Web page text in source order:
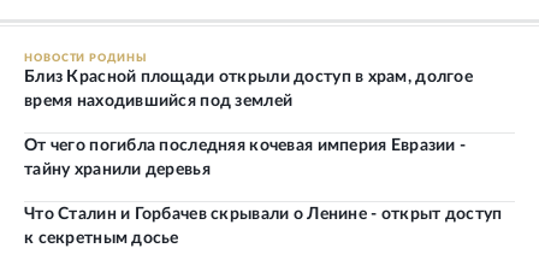
НОВОСТИ РОДИНЫ
Близ Красной площади открыли доступ в храм, долгое
время находившийся под землей
От чего погибла последняя кочевая империя Евразии -
тайну хранили деревья
Что Сталин и Горбачев скрывали о Ленине - открыт доступ
к секретным досье